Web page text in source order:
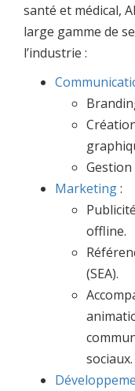
santé et médical,
large gamme de
l’industrie :
Gestion
Marketing:
offline.
(SEA).
sociaux.